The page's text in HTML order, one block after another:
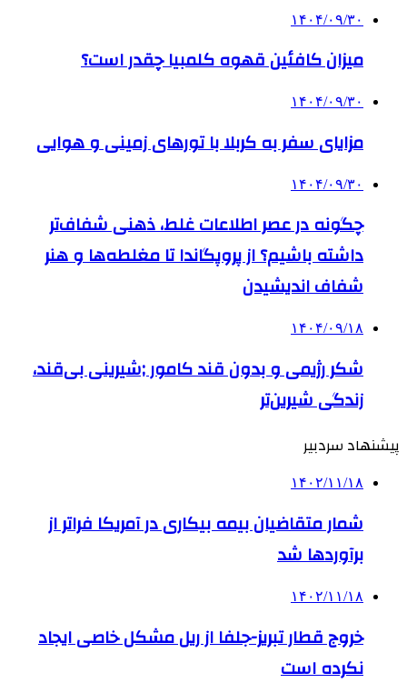
۱۴۰۴/۰۹/۳۰
میزان کافئین قهوه کلمبیا چقدر است؟
۱۴۰۴/۰۹/۳۰
مزایای سفر به کربلا با تورهای زمینی و هوایی
۱۴۰۴/۰۹/۳۰
چگونه در عصر اطلاعات غلط، ذهنی شفاف‌تر
داشته باشیم؟ از پروپگاندا تا مغلطه‌ها و هنر
شفاف اندیشیدن
۱۴۰۴/۰۹/۱۸
شکر رژیمی و بدون قند کامور ;شیرینی بی‌قند،
زندگی شیرین‌تر
پیشنهاد سردبیر
۱۴۰۲/۱۱/۱۸
شمار متقاضیان بیمه بیکاری در آمریکا فراتر از
برآوردها شد
۱۴۰۲/۱۱/۱۸
خروج قطار تبریز-جلفا از ریل مشکل خاصی ایجاد
نکرده است